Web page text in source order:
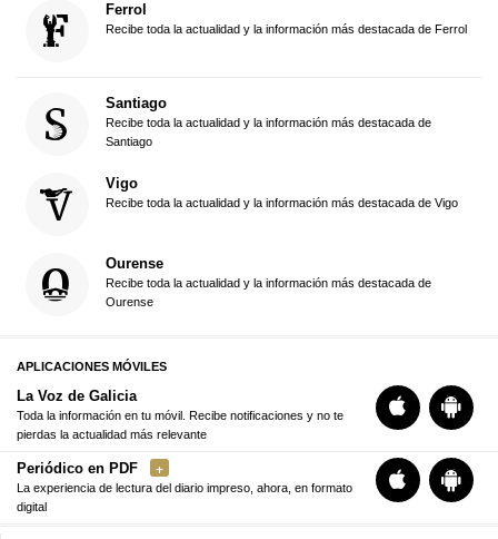
Ferrol
Recibe toda la actualidad y la información más destacada de Ferrol
Santiago
Recibe toda la actualidad y la información más destacada de
Santiago
Vigo
Recibe toda la actualidad y la información más destacada de Vigo
Ourense
Recibe toda la actualidad y la información más destacada de
Ourense
APLICACIONES MÓVILES
La Voz de Galicia
Toda la información en tu móvil. Recibe notificaciones y no te
pierdas la actualidad más relevante
Periódico en PDF
La experiencia de lectura del diario impreso, ahora, en formato
digital